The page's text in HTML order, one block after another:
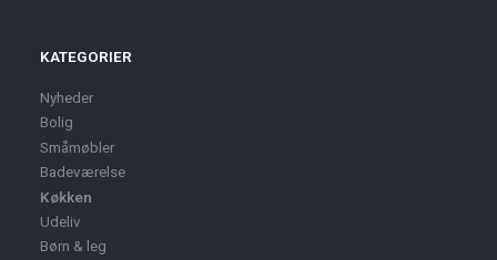
KATEGORIER
Nyheder
Bolig
Småmøbler
Badeværelse
Køkken
Udeliv
Børn & leg